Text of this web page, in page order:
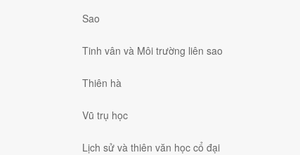
Sao
Tinh vân và Môi trường liên sao
Thiên hà
Vũ trụ học
Lịch sử và thiên văn học cổ đại